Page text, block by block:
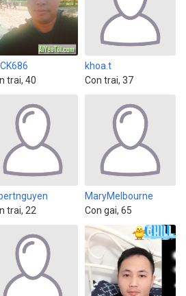
trai, 40
khoa.t
Con trai, 37
trai, 22
MaryMelbourne
Con gai, 65